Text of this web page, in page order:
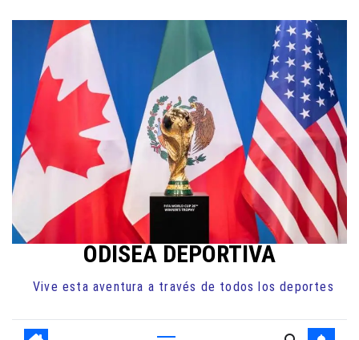
contenido
ODISEA DEPORTIVA
Vive esta aventura a través de todos los deportes